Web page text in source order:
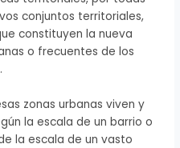
conjuntos territoriales,
constituyen la nueva
o frecuentes de los
zonas urbanas viven y
la escala de un barrio o
la escala de un vasto